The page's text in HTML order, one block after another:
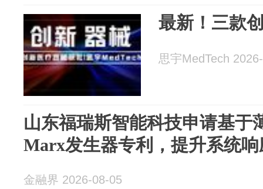
最新！三款
思宇MedTech
山东福瑞斯智能科技申请基于
Marx发生器专利，提升系统
金融界 2026-08-05